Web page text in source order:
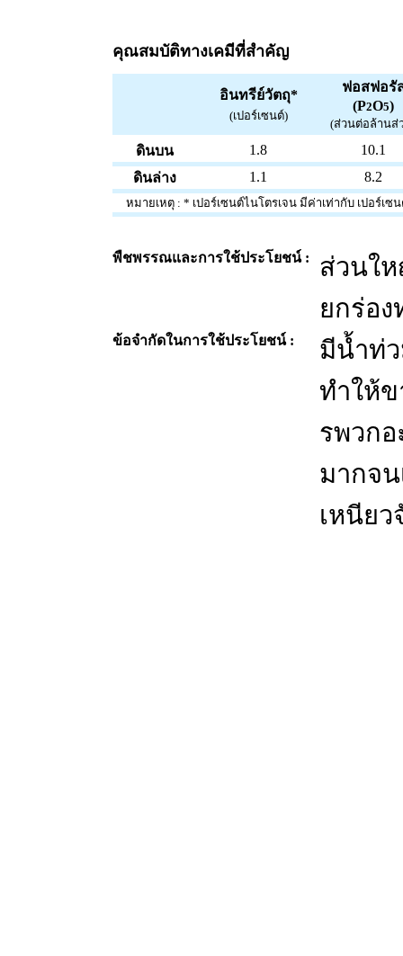
คุณสมบัติทางเคมีที่สำคัญ
อินทรีย์วัตถุ*
(เปอร์เซนต์)
ฟอสฟอรั
(P2O5)
(ส่วนต่อล้านส่
ดินบน 1.8
10.1
ดินล่าง
1.1 8.2
หมายเหตุ : * เปอร์เซนต์ไนโตรเจน มีค่าเท่ากับ เปอร์เซ
พืชพรรณและการใช้ประโยชน์ :
ส่วนใ
ยกร่อ
ข้อจำกัดในการใช้ประโยชน์ :
มีน้ำท่
ทำให้
รพวก
มากจ
เหนียว